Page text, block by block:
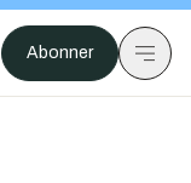
Abonner